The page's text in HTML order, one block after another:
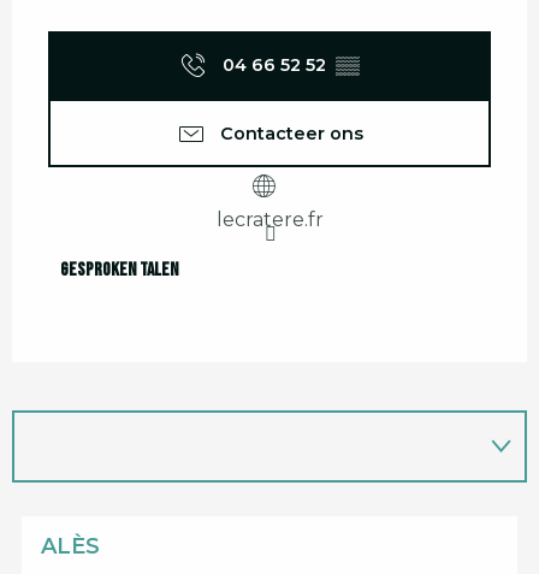
04 66 52 52 ▒▒
Contacteer ons
lecratere.fr
Gesproken talen
Gesproken talen
ALÈS